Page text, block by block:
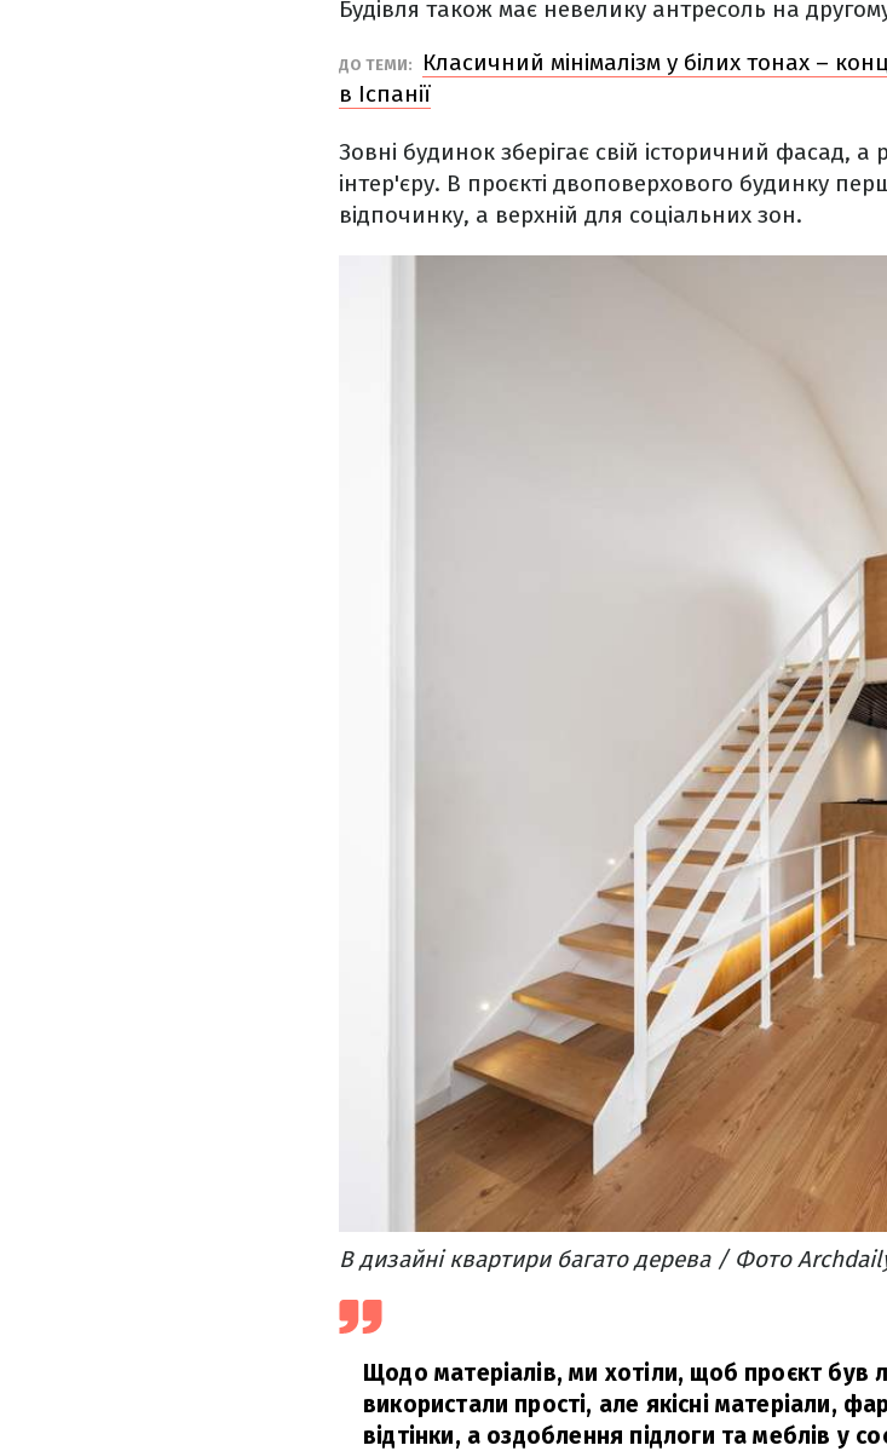
Будівля також має невелику антресоль на
ДО ТЕМИ:
Класичний мінімалізм у білих тонах –
в Іспанії
Зовні будинок зберігає свій історичний фасад,
інтер'єру. В проєкті двоповерхового будинку
відпочинку, а верхній для соціальних зон.
В дизайні квартири багато дерева / Фото
Щодо матеріалів, ми хотіли, щоб проєкт
використали прості, але якісні матеріали,
відтінки, а оздоблення підлоги та меблів у